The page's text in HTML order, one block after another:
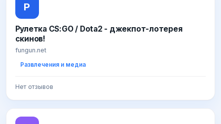
Р
Рулетка CS:GO / Dota2 - джекпот-лотерея
скинов!
fungun.net
Развлечения и медиа
Нет отзывов